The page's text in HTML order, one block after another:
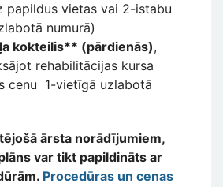
papildus vietas vai 2-istabu
numurā)
kokteilis** (pārdienās),
rehabilitācijas kursa
cenu 1-vietīgā uzlabotā
ārsta norādījumiem,
var tikt papildināts ar
Procedūras un cenas